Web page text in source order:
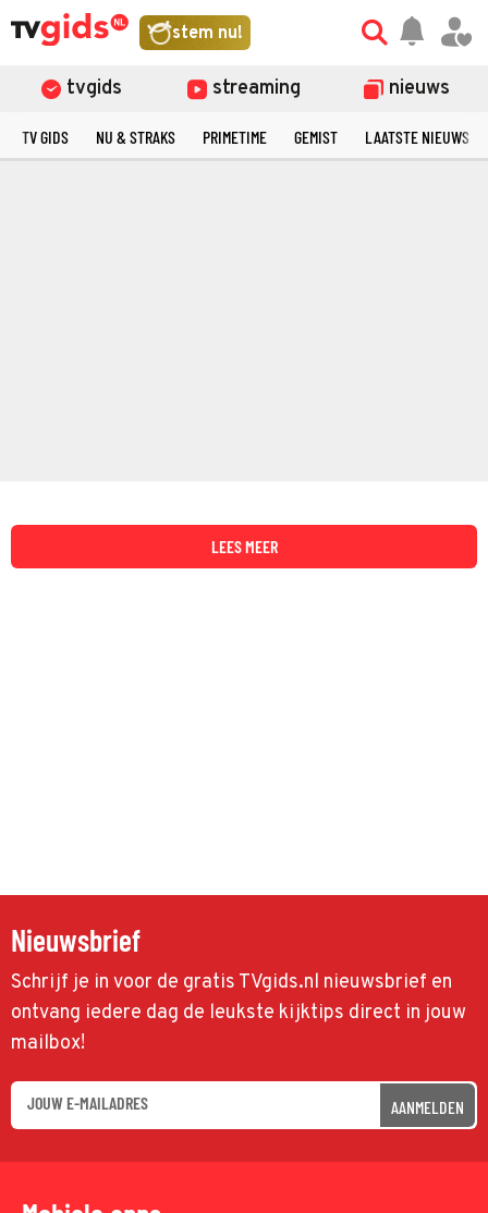
stem nu!
tvgids streaming nieuws
TV GIDS NU & STRAKS PRIMETIME GEMIST LAATSTE NIEUWS
LEES MEER
Nieuwsbrief
Schrijf je in voor de gratis TVgids.nl nieuwsbrief en
ontvang iedere dag de leukste kijktips direct in jouw
mailbox!
AANMELDEN